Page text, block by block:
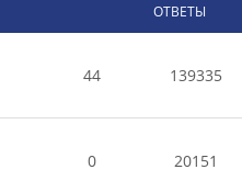
ОТВЕТЫ
44 139335
0 20151